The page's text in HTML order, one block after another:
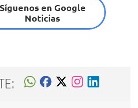
Síguenos en Google
Noticias